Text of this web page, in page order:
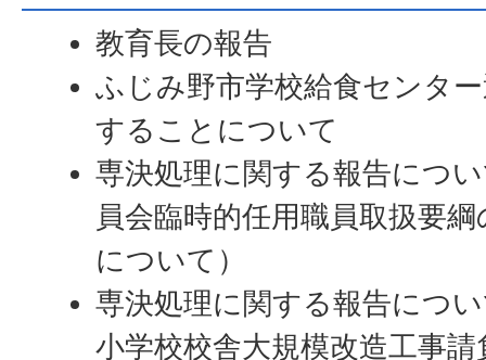
教育長の報告
ふじみ野市学校給食センタ
することについて
専決処理に関する報告につ
員会臨時的任用職員取扱要
について）
専決処理に関する報告につ
小学校校舎大規模改造工事